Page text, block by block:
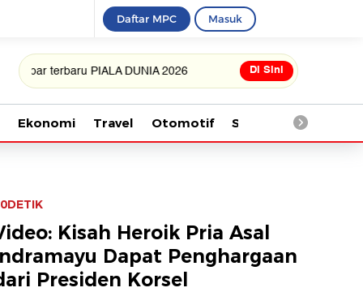
Daftar MPC Masuk
terbaru PIALA DUNIA 2026 Di Sini
Ekonomi Travel Otomotif Saintek
Kisah Heroik Pria Asal
Dapat Penghargaan
Presiden Korsel